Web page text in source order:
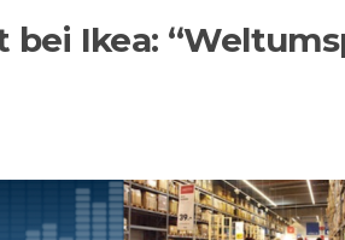
bei Ikea: